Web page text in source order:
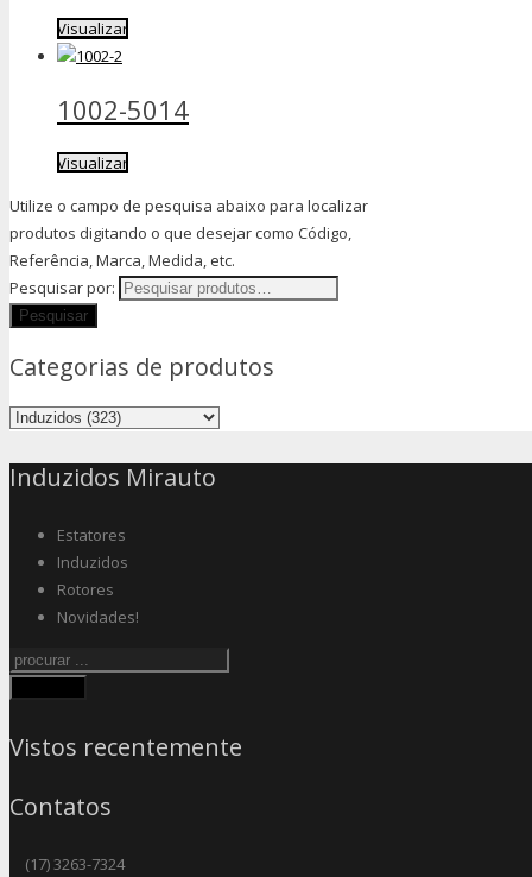
Visualizar
1002-5014
Visualizar
Utilize o campo de pesquisa abaixo para localizar
produtos digitando o que desejar como Código,
Referência, Marca, Medida, etc.
Pesquisar por:
Categorias de produtos
Induzidos Mirauto
Estatores
Induzidos
Rotores
Novidades!
Vistos recentemente
Contatos
(17) 3263-7324